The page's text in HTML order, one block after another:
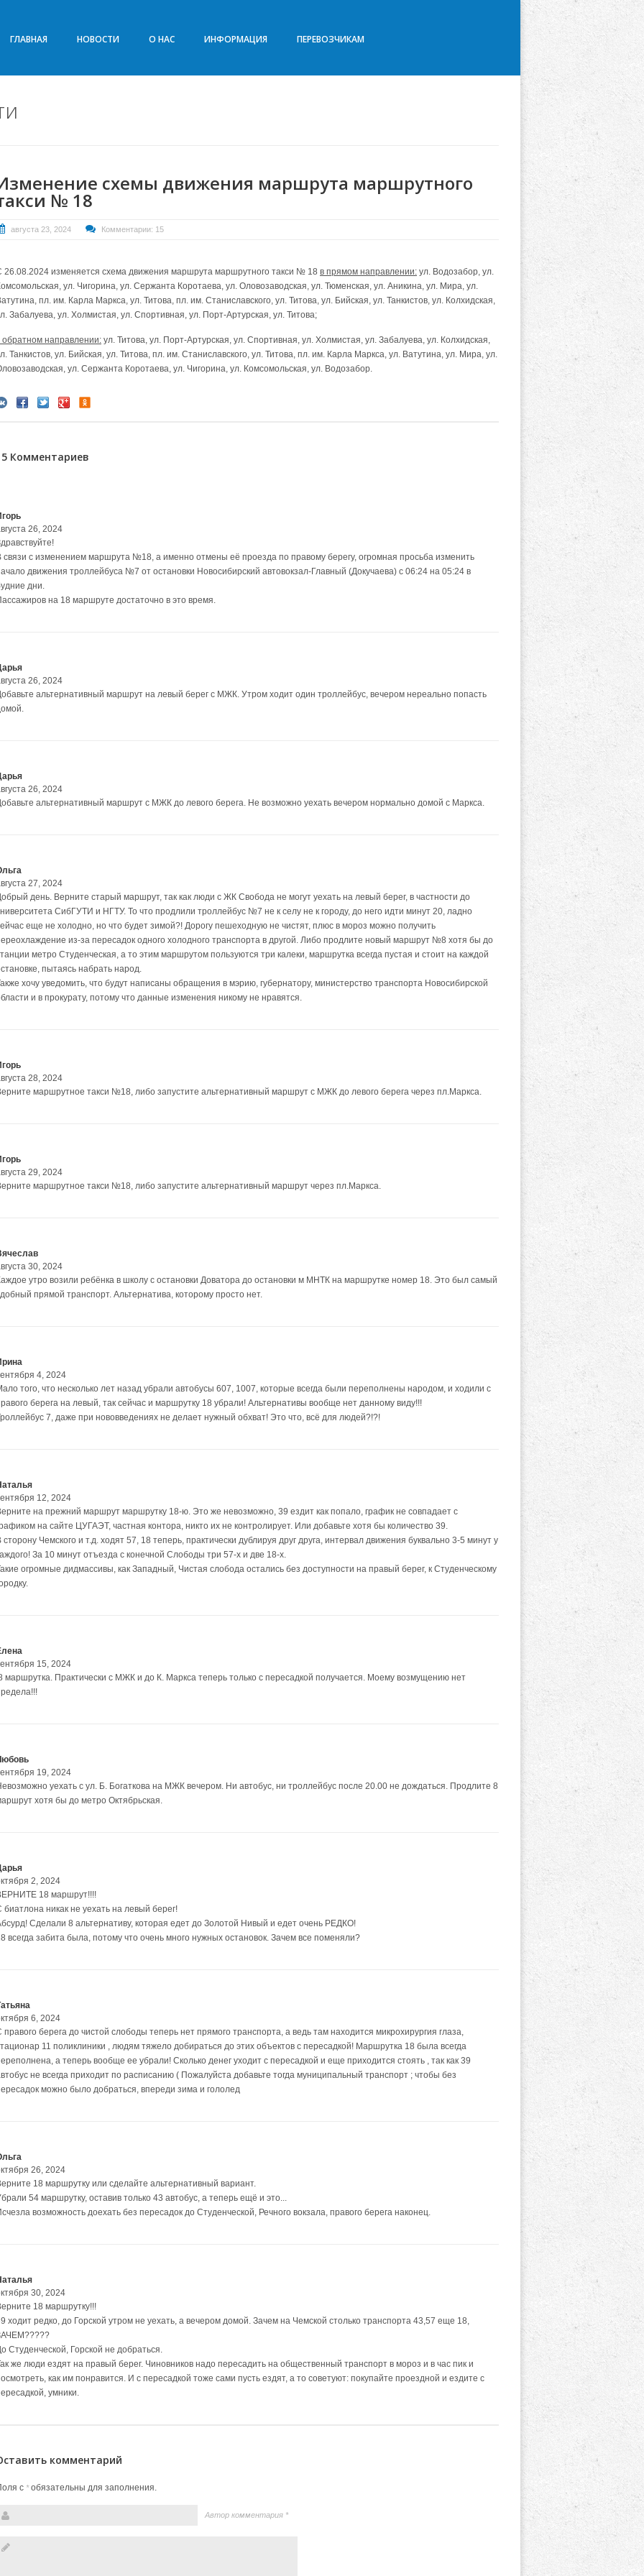
ГЛАВНАЯ НОВОСТИ О НАС ИНФОРМАЦИЯ ПЕРЕВОЗЧИКАМ
схемы движения маршрута маршрутного
№ 18
августа 23, 2024 Комментарии: 15
26.08.2024 изменяется схема движения маршрута маршрутного такси № 18 в прямом направлении: ул. Водозабор, ул.
ул. Чигорина, ул. Сержанта Коротаева, ул. Оловозаводская, ул. Тюменская, ул. Аникина, ул. Мира, ул.
пл. им. Карла Маркса, ул. Титова, пл. им. Станиславского, ул. Титова, ул. Бийская, ул. Танкистов, ул. Колхидская,
Забалуева, ул. Холмистая, ул. Спортивная, ул. Порт-Артурская, ул. Титова;
обратном направлении: ул. Титова, ул. Порт-Артурская, ул. Спортивная, ул. Холмистая, ул. Забалуева, ул. Колхидская,
Танкистов, ул. Бийская, ул. Титова, пл. им. Станиславского, ул. Титова, пл. им. Карла Маркса, ул. Ватутина, ул. Мира, ул.
ул. Сержанта Коротаева, ул. Чигорина, ул. Комсомольская, ул. Водозабор.
Комментариев
26, 2024
связи с изменением маршрута №18, а именно отмены её проезда по правому берегу, огромная просьба изменить
движения троллейбуса №7 от остановки Новосибирский автовокзал-Главный (Докучаева) с 06:24 на 05:24 в
дни.
на 18 маршруте достаточно в это время.
26, 2024
альтернативный маршрут на левый берег с МЖК. Утром ходит один троллейбус, вечером нереально попасть
26, 2024
альтернативный маршрут с МЖК до левого берега. Не возможно уехать вечером нормально домой с Маркса.
27, 2024
день. Верните старый маршрут, так как люди с ЖК Свобода не могут уехать на левый берег, в частности до
СибГУТИ и НГТУ. То что продлили троллейбус №7 не к селу не к городу, до него идти минут 20, ладно
еще не холодно, но что будет зимой?! Дорогу пешеходную не чистят, плюс в мороз можно получить
из-за пересадок одного холодного транспорта в другой. Либо продлите новый маршрут №8 хотя бы до
метро Студенческая, а то этим маршрутом пользуются три калеки, маршрутка всегда пустая и стоит на каждой
пытаясь набрать народ.
хочу уведомить, что будут написаны обращения в мэрию, губернатору, министерство транспорта Новосибирской
и в прокурату, потому что данные изменения никому не нравятся.
28, 2024
маршрутное такси №18, либо запустите альтернативный маршрут с МЖК до левого берега через пл.Маркса.
29, 2024
маршрутное такси №18, либо запустите альтернативный маршрут через пл.Маркса.
30, 2024
утро возили ребёнка в школу с остановки Доватора до остановки м МНТК на маршрутке номер 18. Это был самый
прямой транспорт. Альтернатива, которому просто нет.
4, 2024
того, что несколько лет назад убрали автобусы 607, 1007, которые всегда были переполнены народом, и ходили с
берега на левый, так сейчас и маршрутку 18 убрали! Альтернативы вообще нет данному виду!!!
7, даже при нововведениях не делает нужный обхват! Это что, всё для людей?!?!
12, 2024
на прежний маршрут маршрутку 18-ю. Это же невозможно, 39 ездит как попало, график не совпадает с
на сайте ЦУГАЭТ, частная контора, никто их не контролирует. Или добавьте хотя бы количество 39.
сторону Чемского и т.д. ходят 57, 18 теперь, практически дублируя друг друга, интервал движения буквально 3-5 минут у
За 10 минут отъезда с конечной Слободы три 57-х и две 18-х.
огромные дидмассивы, как Западный, Чистая слобода остались без доступности на правый берег, к Студенческому
15, 2024
маршрутка. Практически с МЖК и до К. Маркса теперь только с пересадкой получается. Моему возмущению нет
19, 2024
уехать с ул. Б. Богаткова на МЖК вечером. Ни автобус, ни троллейбус после 20.00 не дождаться. Продлите 8
хотя бы до метро Октябрьская.
2, 2024
18 маршрут!!!!
биатлона никак не уехать на левый берег!
Сделали 8 альтернативу, которая едет до Золотой Нивый и едет очень РЕДКО!
всегда забита была, потому что очень много нужных остановок. Зачем все поменяли?
6, 2024
правого берега до чистой слободы теперь нет прямого транспорта, а ведь там находится микрохирургия глаза,
11 поликлиники , людям тяжело добираться до этих объектов с пересадкой! Маршрутка 18 была всегда
а теперь вообще ее убрали! Сколько денег уходит с пересадкой и еще приходится стоять , так как 39
не всегда приходит по расписанию ( Пожалуйста добавьте тогда муниципальный транспорт ; чтобы без
можно было добраться, впереди зима и гололед
26, 2024
18 маршрутку или сделайте альтернативный вариант.
54 маршрутку, оставив только 43 автобус, а теперь ещё и это...
возможность доехать без пересадок до Студенческой, Речного вокзала, правого берега наконец.
30, 2024
18 маршрутку!!!
ходит редко, до Горской утром не уехать, а вечером домой. Зачем на Чемской столько транспорта 43,57 еще 18,
Студенческой, Горской не добраться.
же люди ездят на правый берег. Чиновников надо пересадить на общественный транспорт в мороз и в час пик и
как им понравится. И с пересадкой тоже сами пусть ездят, а то советуют: покупайте проездной и ездите с
умники.
комментарий
с *обязательны для заполнения.
Автор комментария *